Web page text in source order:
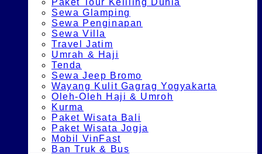
Paket Tour Keliling Dunia
Sewa Glamping
Sewa Penginapan
Sewa Villa
Travel Jatim
Umrah & Haji
Tenda
Sewa Jeep Bromo
Wayang Kulit Gagrag Yogyakarta
Oleh-Oleh Haji & Umroh
Kurma
Paket Wisata Bali
Paket Wisata Jogja
Mobil VinFast
Ban Truk & Bus